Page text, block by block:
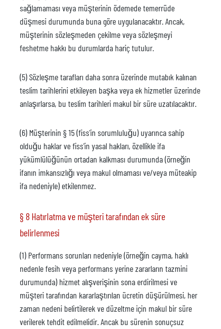
sağlamaması veya müşterinin ödemede temerrüde
düşmesi durumunda buna göre uygulanacaktır. Ancak,
müşterinin sözleşmeden çekilme veya sözleşmeyi
feshetme hakkı bu durumlarda hariç tutulur.
(5) Sözleşme tarafları daha sonra üzerinde mutabık kalınan
teslim tarihlerini etkileyen başka veya ek hizmetler üzerinde
anlaşırlarsa, bu teslim tarihleri makul bir süre uzatılacaktır.
(6) Müşterinin § 15 (fiss'in sorumluluğu) uyarınca sahip
olduğu haklar ve fiss'in yasal hakları, özellikle ifa
yükümlülüğünün ortadan kalkması durumunda (örneğin
ifanın imkansızlığı veya makul olmaması ve/veya müteakip
ifa nedeniyle) etkilenmez.
§ 8 Hatırlatma ve müşteri tarafından ek süre
belirlenmesi
(1) Performans sorunları nedeniyle (örneğin cayma, haklı
nedenle fesih veya performans yerine zararların tazmini
durumunda) hizmet alışverişinin sona erdirilmesi ve
müşteri tarafından kararlaştırılan ücretin düşürülmesi, her
zaman nedeni belirtilerek ve düzeltme için makul bir süre
verilerek tehdit edilmelidir. Ancak bu sürenin sonuçsuz